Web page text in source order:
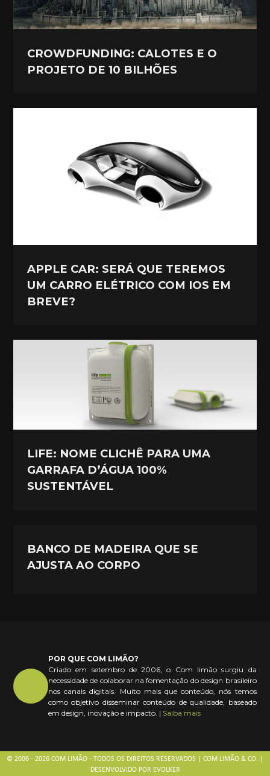
CROWDFUNDING: CALOTES E O
PROJETO DE 10 BILHÕES
APPLE CAR: SERÁ QUE TEREMOS
UM CARRO ELÉTRICO COM IOS EM
BREVE?
LIFE: NOME CLICHÊ PARA UMA
GARRAFA D’ÁGUA 100%
SUSTENTÁVEL
BANCO DE MADEIRA QUE SE
AJUSTA AO CORPO
POR QUE COM LIMÃO?
Criado em setembro de 2006, o Com limão surgiu da
necessidade de colaborar na fomentação do design brasileiro
nos canais digitais. Muito mais que conteúdo, nós temos
como objetivo disseminar conteúdo de qualidade, baseado
em design, inovação e impacto. | Saiba mais
© 2006 - 2026 COM LIMÃO - TODOS OS DIREITOS RESERVADOS | COM LIMÃO & CO. |
DESENVOLVIDO POR EVOLKER